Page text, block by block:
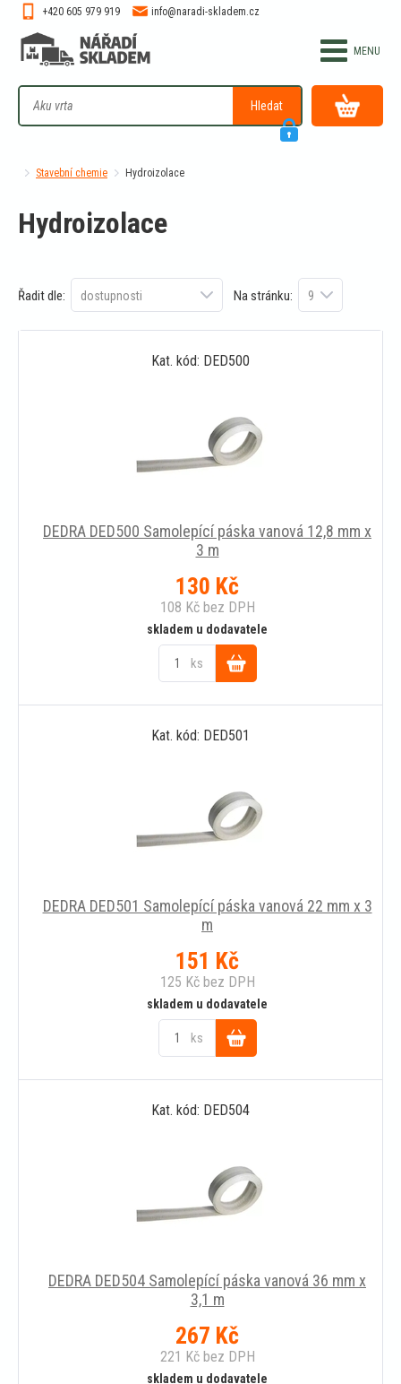
Hledat
+420 605 979 919 info@naradi-skladem.cz
Stavební chemie Hydroizolace
Hydroizolace
Řadit dle: Na stránku:
Kat. kód: DED500
DEDRA DED500 Samolepící páska vanová 12,8 mm x
3 m
130 Kč
108 Kčbez DPH
skladem u dodavatele
ks
Do
košíku
Kat. kód: DED501
DEDRA DED501 Samolepící páska vanová 22 mm x 3
m
151 Kč
125 Kčbez DPH
skladem u dodavatele
ks
Do
košíku
Kat. kód: DED504
DEDRA DED504 Samolepící páska vanová 36 mm x
3,1 m
267 Kč
221 Kčbez DPH
skladem u dodavatele